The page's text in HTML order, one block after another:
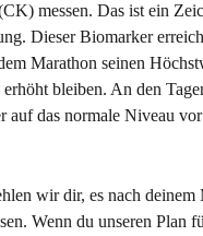
messen. Das ist ein
Dieser Biomarker
Marathon seinen
erhöht bleiben. An den
auf das normale Niveau
wir dir, es nach deinem
Wenn du unseren Plan